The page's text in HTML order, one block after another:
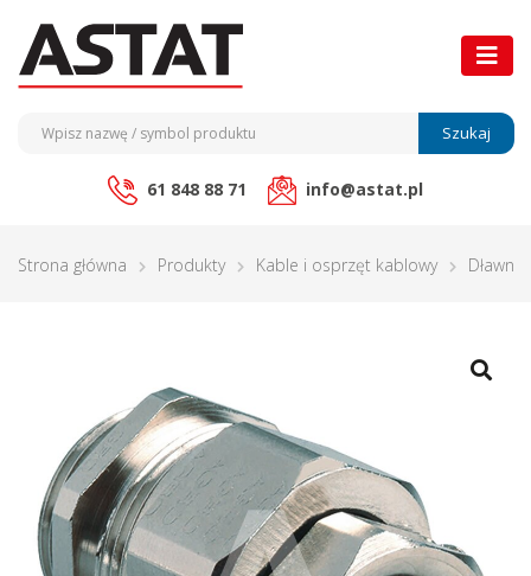
Szukaj
61 848 88 71 info@astat.pl
Strona główna Produkty Kable i osprzęt kablowy